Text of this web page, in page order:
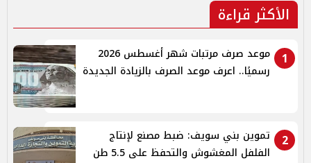
الأكثر قراءة
1
موعد صرف مرتبات شهر أغسطس 2026
رسميًا.. اعرف موعد الصرف بالزيادة الجديدة
2
تموين بني سويف: ضبط مصنع لإنتاج
الفلفل المغشوش والتحفظ على 5.5 طن